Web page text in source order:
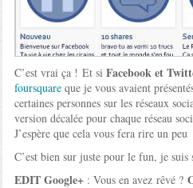
C’est vrai ça ! Et si Facebook et
foursquare que je vous avaient
certaines personnes sur les réseaux
version décalée pour chaque réseau
J’espère que cela vous fera rire un
C’est bien sur juste pour le fun, je
EDIT Google+ : Vous en avez rêvé ?